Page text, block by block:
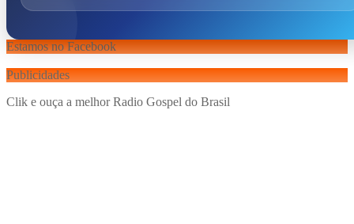
Estamos no Facebook
Publicidades
Clik e ouça a melhor Radio Gospel do Brasil